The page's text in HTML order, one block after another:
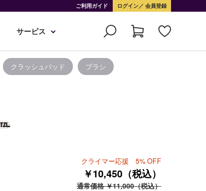
ご利用ガイド ログイン 会員登録
サービス
クラッシュパッド ブラシ
クライマー応援 5% OFF
￥10,450（税込）
通常価格 ￥11,000（税込）